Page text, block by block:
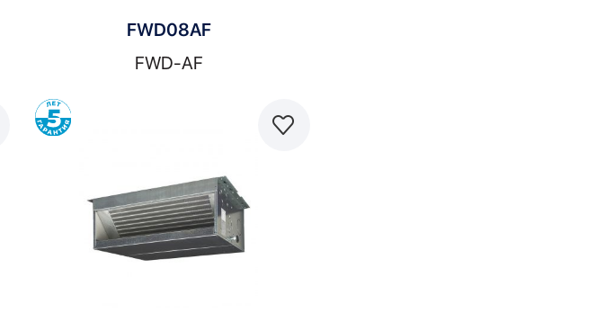
FWD08AF
FWD-AF
Сравнить